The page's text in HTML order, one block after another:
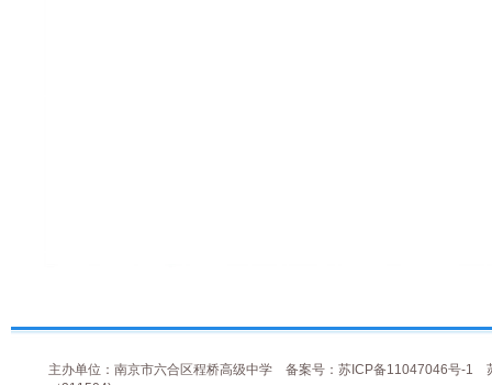
主办单位：南京市六合区程桥高级中学 备案号：苏ICP备11047046号-1